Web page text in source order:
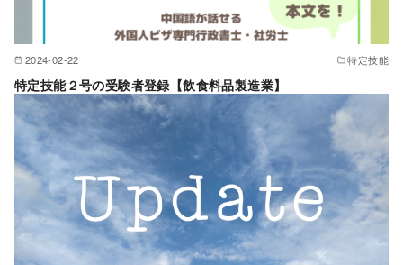
2024-02-22 特定技能
特定技能２号の受験者登録【飲食料品製造業】